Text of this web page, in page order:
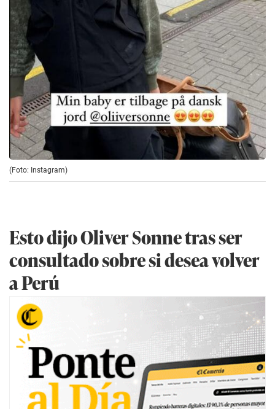
(Foto: Instagram)
Esto dijo Oliver Sonne tras ser
consultado sobre si desea volver
a Perú